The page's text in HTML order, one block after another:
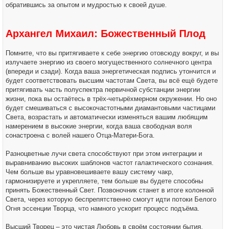
обратившись за опытом и мудростью к своей душе.
Архангел Михаил: Божественный Плод
Помните, что вы притягиваете к себе энергию отовсюду вокруг, и вы
излучаете энергию из своего могущественного солнечного центра
(впереди и сзади). Когда ваша энергетическая подпись утончится и
будет соответствовать высшим частотам Света, вы всё ещё будете
притягивать часть полуспектра первичной субстанции энергии
жизни, пока вы остаётесь в трёх-четырёхмерном окружении. Но оно
будет смешиваться с высокочастотными диамантовыми частицами
Света, возрастать и автоматически изменяться вашим любящим
намерением в высокие энергии, когда ваша свободная воля
сонастроена с волей нашего Отца-Матери-Бога.
Разноцветные лучи света способствуют при этом интеграции и
выравниванию высоких шаблонов частот галактического сознания.
Чем больше вы уравновешиваете вашу систему чакр,
гармонизируете и укрепляете, тем больше вы будете способны
принять Божественный Свет. Позвоночник станет в итоге колонной
Света, через которую беспрепятственно смогут идти потоки Белого
Огня эссенции Творца, что намного ускорит процесс подъёма.
Высший Творец – это чистая Любовь в своём состоянии бытия.